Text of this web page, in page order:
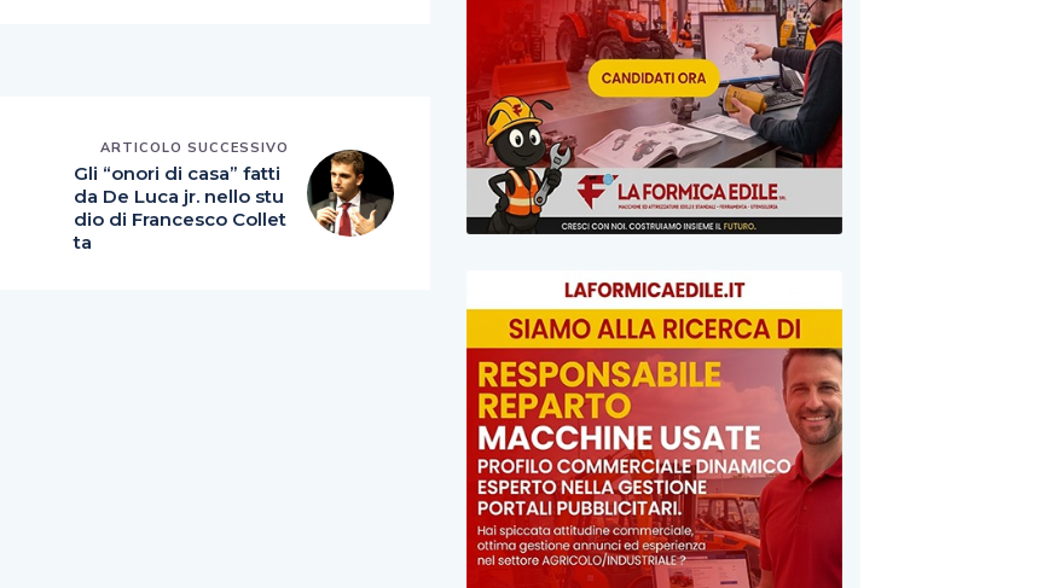
ARTICOLO SUCCESSIVO
Gli “onori di casa” fatti
da De Luca jr. nello stu
dio di Francesco Collet
ta